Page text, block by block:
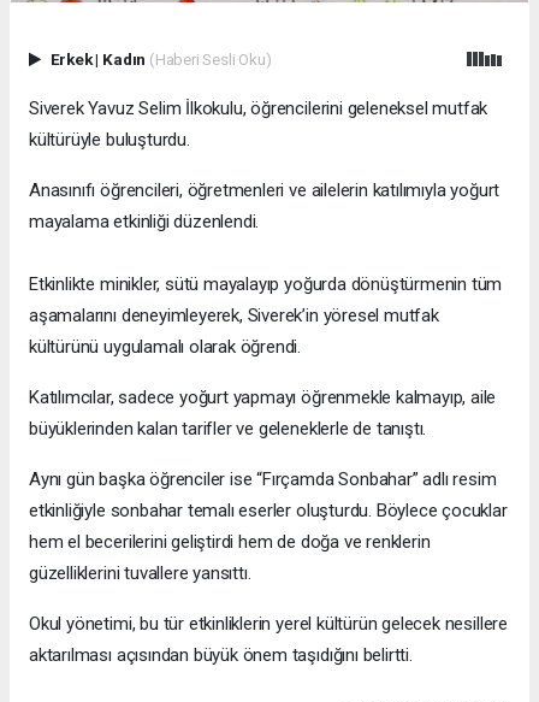
Erkek| Kadın (Haberi Sesli Oku)
Siverek Yavuz Selim İlkokulu, öğrencilerini geleneksel mutfak
kültürüyle buluşturdu.
Anasınıfı öğrencileri, öğretmenleri ve ailelerin katılımıyla yoğurt
mayalama etkinliği düzenlendi.
Etkinlikte minikler, sütü mayalayıp yoğurda dönüştürmenin tüm
aşamalarını deneyimleyerek, Siverek’in yöresel mutfak
kültürünü uygulamalı olarak öğrendi.
Katılımcılar, sadece yoğurt yapmayı öğrenmekle kalmayıp, aile
büyüklerinden kalan tarifler ve geleneklerle de tanıştı.
Aynı gün başka öğrenciler ise “Fırçamda Sonbahar” adlı resim
etkinliğiyle sonbahar temalı eserler oluşturdu. Böylece çocuklar
hem el becerilerini geliştirdi hem de doğa ve renklerin
güzelliklerini tuvallere yansıttı.
Okul yönetimi, bu tür etkinliklerin yerel kültürün gelecek nesillere
aktarılması açısından büyük önem taşıdığını belirtti.